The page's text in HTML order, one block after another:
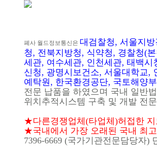
폐사 월드정보통신은 대검찰청, 서울지
청, 전북지방청, 식약청, 경찰청(
세관, 여수세관, 인천세관, 태백시
신청, 광명시보건소, 서울대학교,
예탁원, 한국환경공단, 국토해양
전문 납품을 하였으며 국내 일반
위치추적시스템 구축 및 개발 전
★다른경쟁업체(타업체)허접한
★국내에서 가장 오래된 국내 최
7396-6669 (국가기관전문담당자)